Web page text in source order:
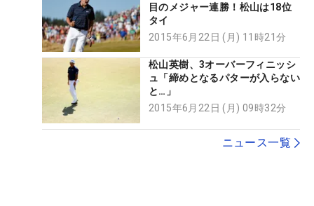
目のメジャー連勝！松山は18位
タイ
2015年6月22日 (月) 11時21分
松山英樹、3オーバーフィニッシ
ュ「締めとなるパターが入らない
と…」
2015年6月22日 (月) 09時32分
ニュース一覧